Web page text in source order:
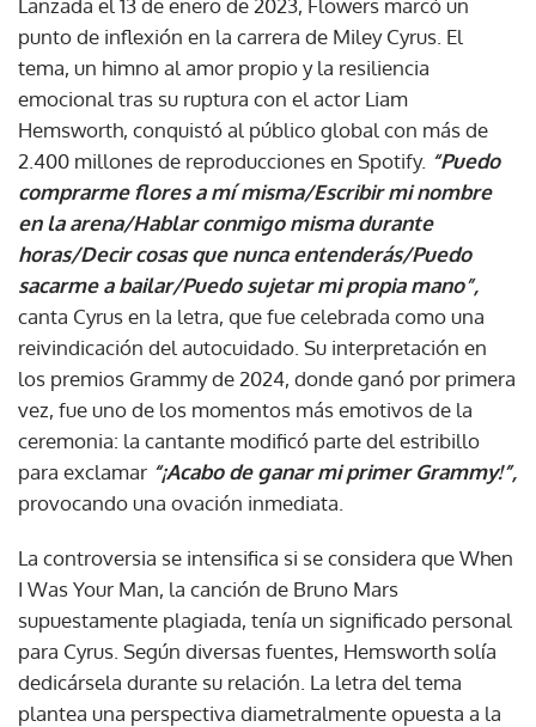
Lanzada el 13 de enero de 2023, Flowers marcó un
punto de inflexión en la carrera de Miley Cyrus. El
tema, un himno al amor propio y la resiliencia
emocional tras su ruptura con el actor Liam
Hemsworth, conquistó al público global con más de
2.400 millones de reproducciones en Spotify. “Puedo
comprarme flores a mí misma/Escribir mi nombre
en la arena/Hablar conmigo misma durante
horas/Decir cosas que nunca entenderás/Puedo
sacarme a bailar/Puedo sujetar mi propia mano”,
canta Cyrus en la letra, que fue celebrada como una
reivindicación del autocuidado. Su interpretación en
los premios Grammy de 2024, donde ganó por primera
vez, fue uno de los momentos más emotivos de la
ceremonia: la cantante modificó parte del estribillo
para exclamar “¡Acabo de ganar mi primer Grammy!”,
provocando una ovación inmediata.
La controversia se intensifica si se considera que When
I Was Your Man, la canción de Bruno Mars
supuestamente plagiada, tenía un significado personal
para Cyrus. Según diversas fuentes, Hemsworth solía
dedicársela durante su relación. La letra del tema
plantea una perspectiva diametralmente opuesta a la